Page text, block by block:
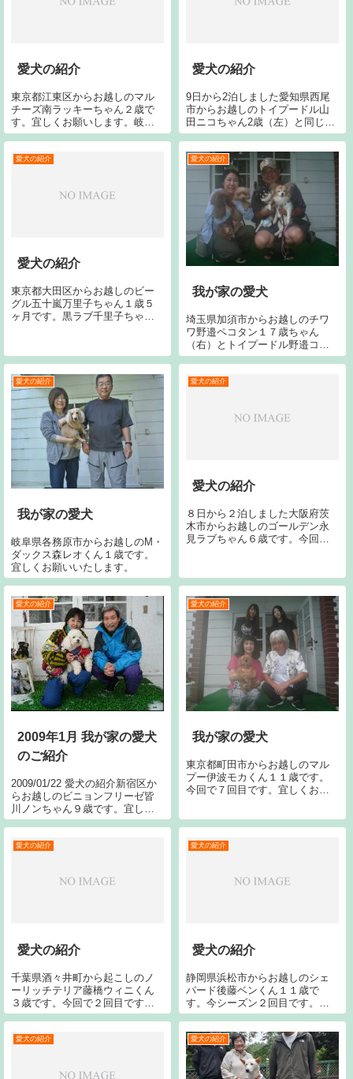
愛犬の紹介
東京都江東区からお越しのマル
チーズ南ラッキーちゃん２歳で
す。宜しくお願いします。岐阜
県関市からお越しのジャクラッ
です。宜しくお願いします。静
歳です。宜しくお...
愛犬の紹介
9日から2泊しました愛知県西尾
市からお越しのトイプードル山
田ニコちゃん2歳（左）と同じく
山田チョコちゃん4歳(右）です。
都市からお越しのコーギー河内
ロディくん1歳です。宜しくお願
いします。
愛犬の紹介
愛犬の紹介
東京都大田区からお越しのビー
グル五十嵐万里子ちゃん１歳５
ヶ月です。黒ラブ千里子ちゃん
しくお願いします
愛犬の紹介
我が家の愛犬
埼玉県加須市からお越しのチワ
ワ野邉ペコタン１７歳ちゃん
（右）とトイプードル野邉コハ
クちゃん１０歳（中）と同じく
とチワワ野邉ラナちゃん１歳
愛犬の紹介
我が家の愛犬
岐阜県各務原市からお越しのM・
ダックス森レオくん１歳です。
宜しくお願いいたします。
愛犬の紹介
愛犬の紹介
８日から２泊しました大阪府茨
木市からお越しのゴールデン永
見ラブちゃん６歳です。今回で
のトイプードル中島るいくん９
歳です。今回で４回目です。宜
しくお願いします。
愛犬の紹介
2009年1月 我が家の愛犬
のご紹介
2009/01/22 愛犬の紹介新宿区か
らお越しのビニョンフリーゼ皆
川ノンちゃん９歳です。宜しく
お願いします。2009/01/12 愛犬
レトリバー小山リンちゃん１１
愛犬の紹介
我が家の愛犬
東京都町田市からお越しのマル
プー伊波モカくん１１歳です。
今回で７回目です。宜しくお願
愛犬の紹介
愛犬の紹介
千葉県酒々井町から起こしのノ
ーリッチテリア藤橋ウィニくん
３歳です。今回で２回目です。
宜しくお願いします。
愛犬の紹介
愛犬の紹介
静岡県浜松市からお越しのシェ
パード後藤ベンくん１１歳で
す。今シーズン２回目です。今
回で２０回目です。宜しくお願
越しのシーズー岡田さくらちゃ
ん１１歳（右）と同じく岡田ま
ろんちゃん６歳（左）です。宜
愛犬の紹介 愛犬の紹介